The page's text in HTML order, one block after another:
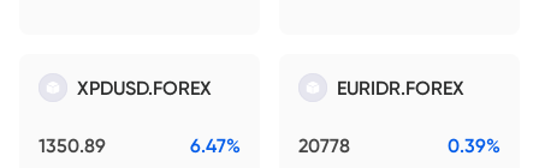
XPDUSD.FOREX
1350.89 6.47%
EURIDR.FOREX
20778 0.39%